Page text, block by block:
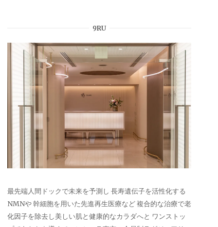
9RU
最先端人間ドックで未来を予測し 長寿遺伝子を活性化する
NMNや 幹細胞を用いた先進再生医療など 複合的な治療で老
化因子を除去し美しい肌と健康的なカラダへと ワンストッ